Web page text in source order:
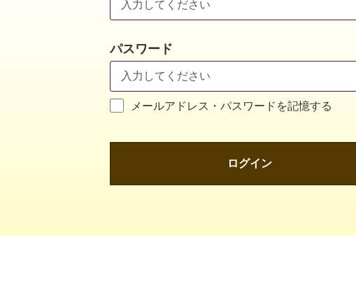
パスワード
メールアドレス・パスワードを記憶する
ログイン